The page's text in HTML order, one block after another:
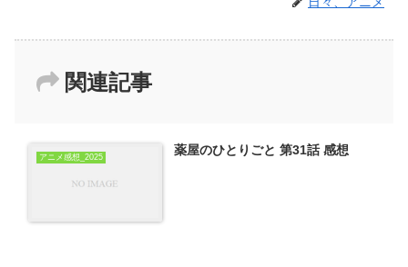
関連記事
アニメ感想_2025 薬屋のひとりごと 第31話 感想